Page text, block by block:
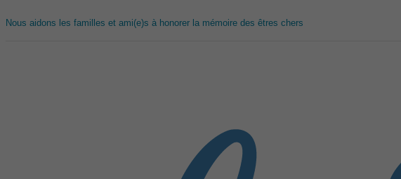
Nous aidons les familles et ami(e)s à honorer la mémoire des êtres chers